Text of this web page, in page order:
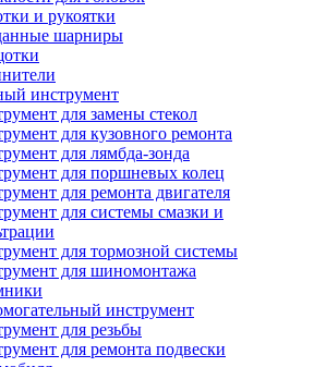
и рукоятки
шарниры
инструмент
для замены стекол
для кузовного ремонта
для лямбда-зонда
для поршневых колец
для ремонта двигателя
для системы смазки и
для тормозной системы
для шиномонтажа
инструмент
для резьбы
для ремонта подвески